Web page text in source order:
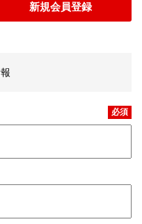
新規会員登録
必須